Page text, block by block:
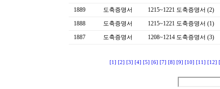
1889
도축증명서
1215~1221 도축증명서 (2)
1888
도축증명서
1215~1221 도축증명서 (1)
1887
도축증명서 1208~1214 도축증명서 (3)
[1] [2] [3] [4] [5] [6] [7] [8] [9] [10] [11] [12]